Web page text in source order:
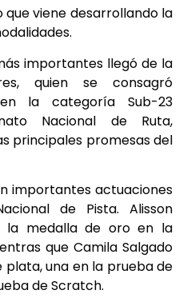
viene desarrollando la
importantes llegó de la
quien se consagró
la categoría Sub-23
Nacional de Ruta,
principales promesas del
importantes actuaciones
de Pista. Alisson
la medalla de oro en la
que Camila Salgado
una en la prueba de
de Scratch.